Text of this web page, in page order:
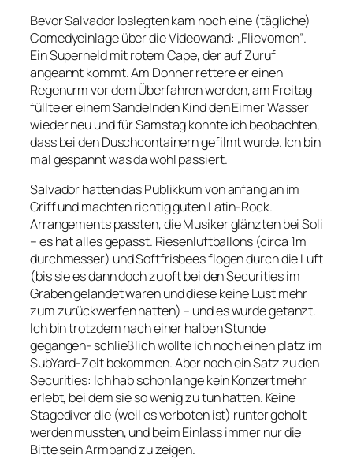
Bevor Salvador loslegten kam noch eine (tägliche)
Comedyeinlage über die Videowand: „Flievomen“.
Ein Superheld mit rotem Cape, der auf Zuruf
angeannt kommt. Am Donner rettere er einen
Regenurm vor dem Überfahren werden, am Freitag
füllte er einem Sandelnden Kind den Eimer Wasser
wieder neu und für Samstag konnte ich beobachten,
dass bei den Duschcontainern gefilmt wurde. Ich bin
mal gespannt was da wohl passiert.
Salvador hatten das Publikkum von anfang an im
Griff und machten richtig guten Latin-Rock.
Arrangements passten, die Musiker glänzten bei Soli
– es hat alles gepasst. Riesenluftballons (circa 1m
durchmesser) und Softfrisbees flogen durch die Luft
(bis sie es dann doch zu oft bei den Securities im
Graben gelandet waren und diese keine Lust mehr
zum zurückwerfen hatten) – und es wurde getanzt.
Ich bin trotzdem nach einer halben Stunde
gegangen- schließlich wollte ich noch einen platz im
SubYard-Zelt bekommen. Aber noch ein Satz zu den
Securities: Ich hab schon lange kein Konzert mehr
erlebt, bei dem sie so wenig zu tun hatten. Keine
Stagediver die (weil es verboten ist) runter geholt
werden mussten, und beim Einlass immer nur die
Bitte sein Armband zu zeigen.